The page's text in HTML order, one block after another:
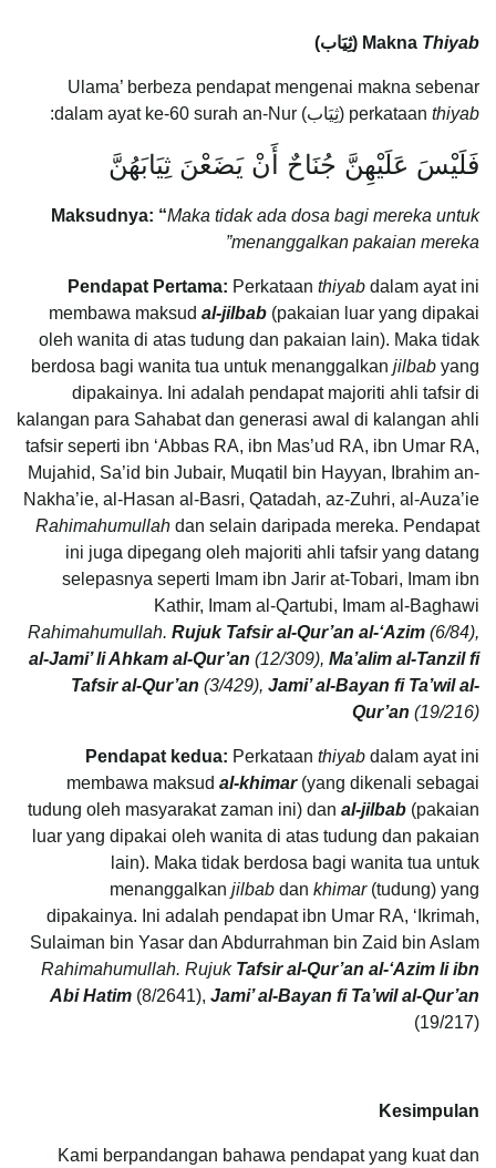
Makna Thiyab
(ثِيَاب)
Ulama’ berbeza pendapat mengenai makna sebenar
perkataan thiyab (ثِيَاب) dalam ayat ke-60 surah an-Nur:
فَلَيْسَ عَلَيْهِنَّ جُنَاحٌ أَنْ يَضَعْنَ ثِيَابَهُنَّ
Maksudnya: “Maka tidak ada dosa bagi mereka untuk
menanggalkan pakaian mereka”
Pendapat Pertama: Perkataan thiyab dalam ayat ini
membawa maksud al-jilbab (pakaian luar yang dipakai
oleh wanita di atas tudung dan pakaian lain). Maka tidak
berdosa bagi wanita tua untuk menanggalkan jilbab yang
dipakainya. Ini adalah pendapat majoriti ahli tafsir di
kalangan para Sahabat dan generasi awal di kalangan ahli
tafsir seperti ibn ‘Abbas RA, ibn Mas’ud RA, ibn Umar RA,
Mujahid, Sa’id bin Jubair, Muqatil bin Hayyan, Ibrahim an-
Nakha’ie, al-Hasan al-Basri, Qatadah, az-Zuhri, al-Auza’ie
Rahimahumullah dan selain daripada mereka. Pendapat
ini juga dipegang oleh majoriti ahli tafsir yang datang
selepasnya seperti Imam ibn Jarir at-Tobari, Imam ibn
Kathir, Imam al-Qartubi, Imam al-Baghawi
Rahimahumullah. Rujuk Tafsir al-Qur’an al-‘Azim (6/84),
al-Jami’ li Ahkam al-Qur’an (12/309), Ma’alim al-Tanzil fi
Tafsir al-Qur’an (3/429), Jami’ al-Bayan fi Ta’wil al-
Qur’an (19/216)
Pendapat kedua: Perkataan thiyab dalam ayat ini
membawa maksud al-khimar(yang dikenali sebagai
tudung oleh masyarakat zaman ini) dan al-jilbab (pakaian
luar yang dipakai oleh wanita di atas tudung dan pakaian
lain). Maka tidak berdosa bagi wanita tua untuk
menanggalkan jilbab dan khimar(tudung) yang
dipakainya. Ini adalah pendapat ibn Umar RA, ‘Ikrimah,
Sulaiman bin Yasar dan Abdurrahman bin Zaid bin Aslam
Rahimahumullah. Rujuk Tafsir al-Qur’an al-‘Azim li ibn
Abi Hatim (8/2641), Jami’ al-Bayan fi Ta’wil al-Qur’an
(19/217)
Kesimpulan
Kami berpandangan bahawa pendapat yang kuat dan